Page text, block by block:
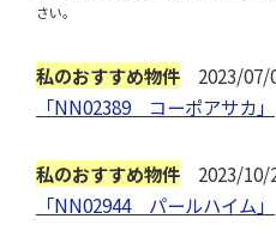
さい。
私のおすすめ物件 2023/07/
「NN02389 コーポアサカ」
私のおすすめ物件 2023/10/
「NN02944 パールハイム」